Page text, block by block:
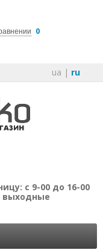
0
ua | ru
с 9-00 до 16-00
выходные